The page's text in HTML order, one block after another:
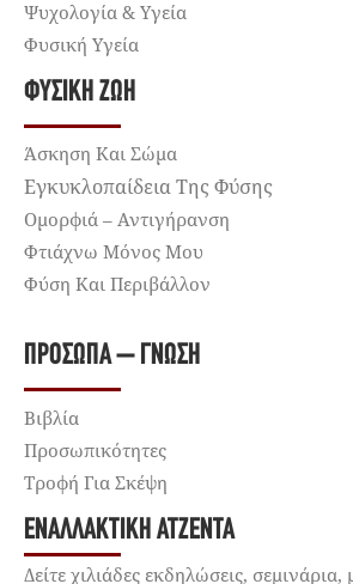
Ψυχολογία & Υγεία
Φυσική Υγεία
ΦΥΣΙΚΉ ΖΩΉ
Άσκηση Και Σώμα
Εγκυκλοπαίδεια Της Φύσης
Ομορφιά – Αντιγήρανση
Φτιάχνω Μόνος Μου
Φύση Και Περιβάλλον
ΠΡΌΣΩΠΑ – ΓΝΏΣΗ
Βιβλία
Προσωπικότητες
Τροφή Για Σκέψη
ΕΝΑΛΛΑΚΤΙΚΉ ΑΤΖΈΝΤΑ
Δείτε χιλιάδες εκδηλώσεις,